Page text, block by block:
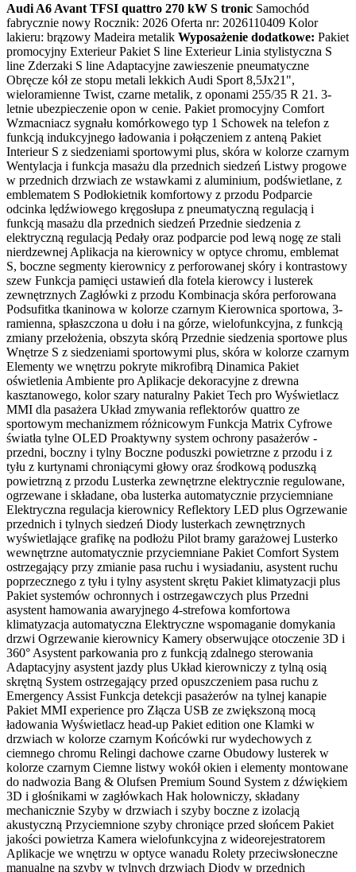
Audi A6 Avant TFSI quattro 270 kW S tronic Samochód
fabrycznie nowy Rocznik: 2026 Oferta nr: 2026110409 Kolor
lakieru: brązowy Madeira metalik Wyposażenie dodatkowe: Pakiet
promocyjny Exterieur Pakiet S line Exterieur Linia stylistyczna S
line Zderzaki S line Adaptacyjne zawieszenie pneumatyczne
Obręcze kół ze stopu metali lekkich Audi Sport 8,5Jx21",
wieloramienne Twist, czarne metalik, z oponami 255/35 R 21. 3-
letnie ubezpieczenie opon w cenie. Pakiet promocyjny Comfort
Wzmacniacz sygnału komórkowego typ 1 Schowek na telefon z
funkcją indukcyjnego ładowania i połączeniem z anteną Pakiet
Interieur S z siedzeniami sportowymi plus, skóra w kolorze czarnym
Wentylacja i funkcja masażu dla przednich siedzeń Listwy progowe
w przednich drzwiach ze wstawkami z aluminium, podświetlane, z
emblematem S Podłokietnik komfortowy z przodu Podparcie
odcinka lędźwiowego kręgosłupa z pneumatyczną regulacją i
funkcją masażu dla przednich siedzeń Przednie siedzenia z
elektryczną regulacją Pedały oraz podparcie pod lewą nogę ze stali
nierdzewnej Aplikacja na kierownicy w optyce chromu, emblemat
S, boczne segmenty kierownicy z perforowanej skóry i kontrastowy
szew Funkcja pamięci ustawień dla fotela kierowcy i lusterek
zewnętrznych Zagłówki z przodu Kombinacja skóra perforowana
Podsufitka tkaninowa w kolorze czarnym Kierownica sportowa, 3-
ramienna, spłaszczona u dołu i na górze, wielofunkcyjna, z funkcją
zmiany przełożenia, obszyta skórą Przednie siedzenia sportowe plus
Wnętrze S z siedzeniami sportowymi plus, skóra w kolorze czarnym
Elementy we wnętrzu pokryte mikrofibrą Dinamica Pakiet
oświetlenia Ambiente pro Aplikacje dekoracyjne z drewna
kasztanowego, kolor szary naturalny Pakiet Tech pro Wyświetlacz
MMI dla pasażera Układ zmywania reflektorów quattro ze
sportowym mechanizmem różnicowym Funkcja Matrix Cyfrowe
światła tylne OLED Proaktywny system ochrony pasażerów -
przedni, boczny i tylny Boczne poduszki powietrzne z przodu i z
tyłu z kurtynami chroniącymi głowy oraz środkową poduszką
powietrzną z przodu Lusterka zewnętrzne elektrycznie regulowane,
ogrzewane i składane, oba lusterka automatycznie przyciemniane
Elektryczna regulacja kierownicy Reflektory LED plus Ogrzewanie
przednich i tylnych siedzeń Diody lusterkach zewnętrznych
wyświetlające grafikę na podłożu Pilot bramy garażowej Lusterko
wewnętrzne automatycznie przyciemniane Pakiet Comfort System
ostrzegający przy zmianie pasa ruchu i wysiadaniu, asystent ruchu
poprzecznego z tyłu i tylny asystent skrętu Pakiet klimatyzacji plus
Pakiet systemów ochronnych i ostrzegawczych plus Przedni
asystent hamowania awaryjnego 4-strefowa komfortowa
klimatyzacja automatyczna Elektryczne wspomaganie domykania
drzwi Ogrzewanie kierownicy Kamery obserwujące otoczenie 3D i
360° Asystent parkowania pro z funkcją zdalnego sterowania
Adaptacyjny asystent jazdy plus Układ kierowniczy z tylną osią
skrętną System ostrzegający przed opuszczeniem pasa ruchu z
Emergency Assist Funkcja detekcji pasażerów na tylnej kanapie
Pakiet MMI experience pro Złącza USB ze zwiększoną mocą
ładowania Wyświetlacz head-up Pakiet edition one Klamki w
drzwiach w kolorze czarnym Końcówki rur wydechowych z
ciemnego chromu Relingi dachowe czarne Obudowy lusterek w
kolorze czarnym Ciemne listwy wokół okien i elementy montowane
do nadwozia Bang & Olufsen Premium Sound System z dźwiękiem
3D i głośnikami w zagłówkach Hak holowniczy, składany
mechanicznie Szyby w drzwiach i szyby boczne z izolacją
akustyczną Przyciemnione szyby chroniące przed słońcem Pakiet
jakości powietrza Kamera wielofunkcyjna z wideorejestratorem
Aplikacje we wnętrzu w optyce wanadu Rolety przeciwsłoneczne
manualne na szyby w tylnych drzwiach Diody w przednich